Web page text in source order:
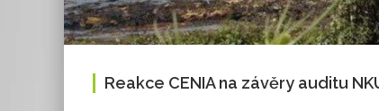
Reakce CENIA na závěry auditu